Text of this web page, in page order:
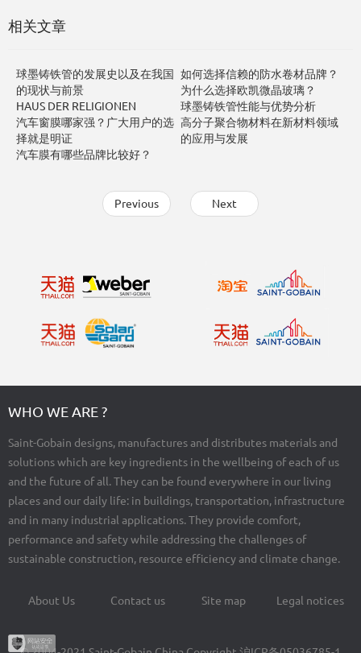
相关文章
球墨铸铁管的发展史以及在我国
的现状与前景
HAUS DER RELIGIONEN
汽车窗膜哪家强？广大用户的选
择就是明证
汽车膜有哪些品牌比较好？
如何选择信赖的防水卷材品牌？
为什么选择欧凯微晶玻璃？
球墨铸铁管性能与优势分析
高分子聚合物材料在新材料领域
的应用与发展
Previous Next
WHO WE ARE ?
Saint-Gobain designs, manufactures and distributes materials and
solutions which are key ingredients in the wellbeing of each of us
and the future of all. They can be found everywhere in our living
places and our daily life: in buildings, transportation, infrastructure
and in many industrial applications. They provide comfort,
performance and safety while addressing the challenges of
sustainable construction, resource efficiency and climate change.
Footer
menu
About Us Contact us Site map Legal notices